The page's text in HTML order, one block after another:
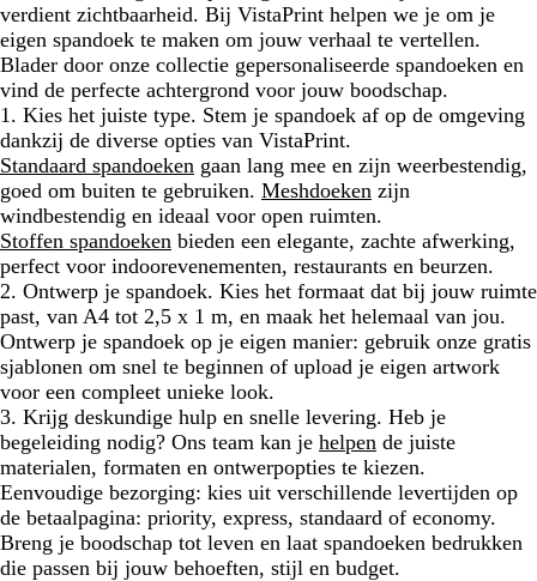
verdient zichtbaarheid. Bij VistaPrint helpen we je om je
eigen spandoek te maken om jouw verhaal te vertellen.
Blader door onze collectie gepersonaliseerde spandoeken en
vind de perfecte achtergrond voor jouw boodschap.
1. Kies het juiste type. Stem je spandoek af op de omgeving
dankzij de diverse opties van VistaPrint.
Standaard spandoeken gaan lang mee en zijn weerbestendig,
goed om buiten te gebruiken. Meshdoeken zijn
windbestendig en ideaal voor open ruimten.
Stoffen spandoeken bieden een elegante, zachte afwerking,
perfect voor indoorevenementen, restaurants en beurzen.
2. Ontwerp je spandoek. Kies het formaat dat bij jouw ruimte
past, van A4 tot 2,5 x 1 m, en maak het helemaal van jou.
Ontwerp je spandoek op je eigen manier: gebruik onze gratis
sjablonen om snel te beginnen of upload je eigen artwork
voor een compleet unieke look.
3. Krijg deskundige hulp en snelle levering. Heb je
begeleiding nodig? Ons team kan je helpen de juiste
materialen, formaten en ontwerpopties te kiezen.
Eenvoudige bezorging: kies uit verschillende levertijden op
de betaalpagina: priority, express, standaard of economy.
Breng je boodschap tot leven en laat spandoeken bedrukken
die passen bij jouw behoeften, stijl en budget.